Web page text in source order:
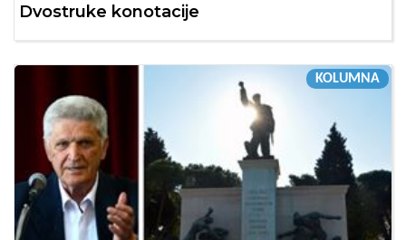
Dvostruke konotacije
KOLUMNA